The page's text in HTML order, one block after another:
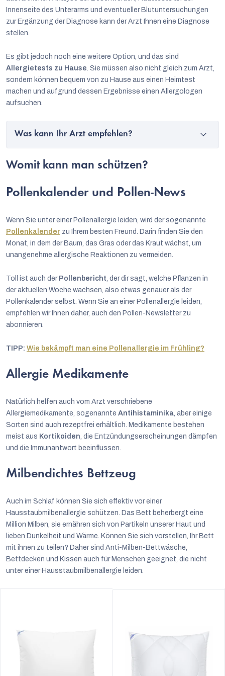
Innenseite des Unterarms und eventueller Blutuntersuchungen
zur Ergänzung der Diagnose kann der Arzt Ihnen eine Diagnose
stellen.
Es gibt jedoch noch eine weitere Option, und das sind
Allergietests zu Hause. Sie müssen also nicht gleich zum Arzt,
sondern können bequem von zu Hause aus einen Heimtest
machen und aufgrund dessen Ergebnisse einen Allergologen
aufsuchen.
Was kann Ihr Arzt empfehlen?
Womit kann man schützen?
Pollenkalender und Pollen-News
Wenn Sie unter einer Pollenallergie leiden, wird der sogenannte
Pollenkalender zu Ihrem besten Freund. Darin finden Sie den
Monat, in dem der Baum, das Gras oder das Kraut wächst, um
unangenehme allergische Reaktionen zu vermeiden.
Toll ist auch der Pollenbericht, der dir sagt, welche Pflanzen in
der aktuellen Woche wachsen, also etwas genauer als der
Pollenkalender selbst. Wenn Sie an einer Pollenallergie leiden,
empfehlen wir Ihnen daher, auch den Pollen-Newsletter zu
abonnieren.
TIPP: Wie bekämpft man eine Pollenallergie im Frühling?
Allergie Medikamente
Natürlich helfen auch vom Arzt verschriebene
Allergiemedikamente, sogenannte Antihistaminika, aber einige
Sorten sind auch rezeptfrei erhältlich. Medikamente bestehen
meist aus Kortikoiden, die Entzündungserscheinungen dämpfen
und die Immunantwort beeinflussen.
Milbendichtes Bettzeug
Auch im Schlaf können Sie sich effektiv vor einer
Hausstaubmilbenallergie schützen. Das Bett beherbergt eine
Million Milben, sie ernähren sich von Partikeln unserer Haut und
lieben Dunkelheit und Wärme. Können Sie sich vorstellen, Ihr Bett
mit ihnen zu teilen? Daher sind Anti-Milben-Bettwäsche,
Bettdecken und Kissen auch für Menschen geeignet, die nicht
unter einer Hausstaubmilbenallergie leiden.